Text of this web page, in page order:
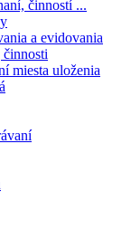
činností ...
a evidovania
činnosti
miesta uloženia